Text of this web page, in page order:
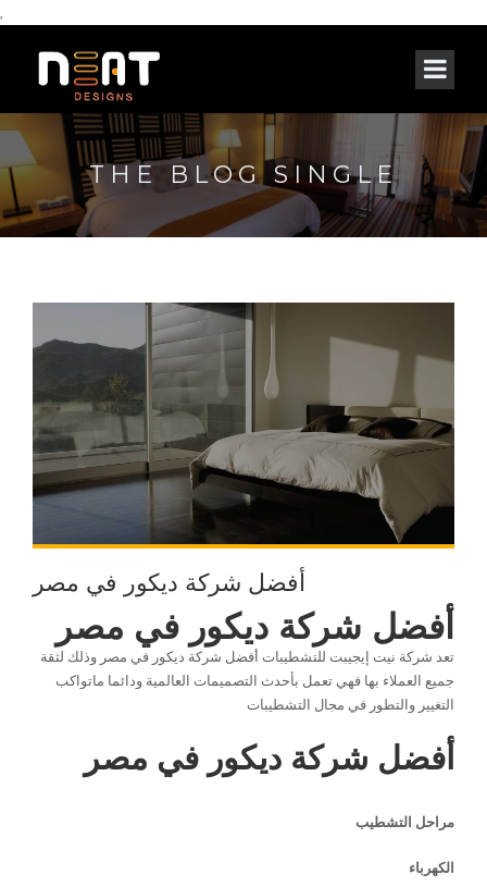
,
THE BLOG SINGLE
أفضل شركة ديكور في مصر
أفضل شركة ديكور في مصر
تعد شركة نيت إيجيبت للتشطيبات أفضل شركة ديكور في مصر وذلك لثقة
جميع العملاء بها فهي تعمل بأحدث التصميمات العالمية ودائما ماتواكب
التغيير والتطور في مجال التشطيبات
أفضل شركة ديكور في مصر
مراحل التشطيب
الكهرباء